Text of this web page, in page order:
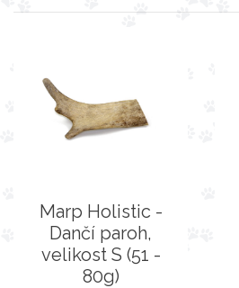
Marp Holistic -
Dančí paroh,
velikost S (51 -
80g)